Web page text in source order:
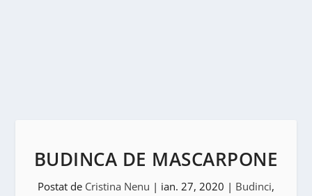
BUDINCA DE MASCARPONE
Postat de Cristina Nenu | ian. 27, 2020 | Budinci,